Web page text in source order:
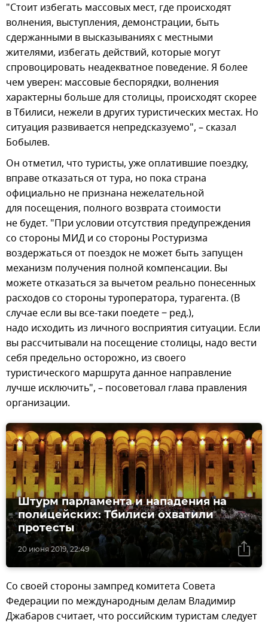
"Стоит избегать массовых мест, где происходят
волнения, выступления, демонстрации, быть
сдержанными в высказываниях с местными
жителями, избегать действий, которые могут
спровоцировать неадекватное поведение. Я более
чем уверен: массовые беспорядки, волнения
характерны больше для столицы, происходят скорее
в Тбилиси, нежели в других туристических местах. Но
ситуация развивается непредсказуемо", – сказал
Бобылев.
Он отметил, что туристы, уже оплатившие поездку,
вправе отказаться от тура, но пока страна
официально не признана нежелательной
для посещения, полного возврата стоимости
не будет. "При условии отсутствия предупреждения
со стороны МИД и со стороны Ростуризма
воздержаться от поездок не может быть запущен
механизм получения полной компенсации. Вы
можете отказаться за вычетом реально понесенных
расходов со стороны туроператора, турагента. (В
случае если вы все-таки поедете ‒ ред.),
надо исходить из личного восприятия ситуации. Если
вы рассчитывали на посещение столицы, надо вести
себя предельно осторожно, из своего
туристического маршрута данное направление
лучше исключить", – посоветовал глава правления
организации.
20 июня 2019, 22:49
Штурм парламента и нападения на
полицейских: Тбилиси охватили
протесты
Со своей стороны зампред комитета Совета
Федерации по международным делам Владимир
Джабаров считает, что российским туристам следует